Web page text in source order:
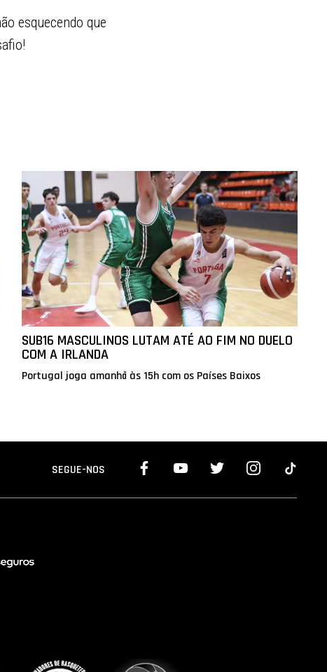
esquecendo que
SUB16 MASCULINOS LUTAM ATÉ AO FIM NO DUELO
COM A IRLANDA
Portugal joga amanhã às 15h com os Países Baixos
SEGUE-NOS